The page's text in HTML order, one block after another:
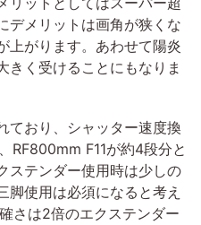
デメリットは画角が狭くな
上がります。あわせて陽炎
きく受けることにもなりま
ており、シャッター速度換
RF800mm F11が約4段分と
ステンダー使用時は少しの
脚使用は必須になると考え
さは2倍のエクステンダー